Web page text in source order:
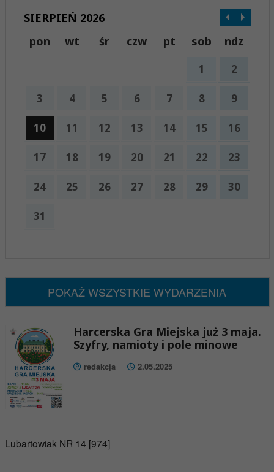
SIERPIEŃ 2026
pon
wt śr czw pt sob ndz
1 2
3 4 5 6 7 8 9
10 11 12 13 14 15 16
17 18 19 20 21 22 23
24 25 26 27 28 29 30
31
POKAŻ WSZYSTKIE WYDARZENIA
Harcerska Gra Miejska już 3 maja.
Szyfry, namioty i pole minowe
redakcja 2.05.2025
Lubartowiak NR 14 [974]